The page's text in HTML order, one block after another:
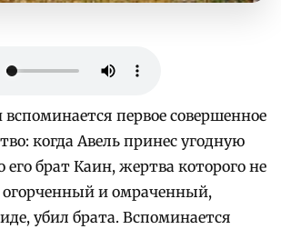
первое совершенное
когда Авель принес угодную
его брат Каин, жертва которого не
и омраченный,
убил брата. Вспоминается